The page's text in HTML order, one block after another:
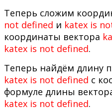
Теперь сложим
not defined и katex is
координаты вектора
katex is not defined.
Теперь найдём длину
katex is not defined с
формуле длины
katex is not defined.